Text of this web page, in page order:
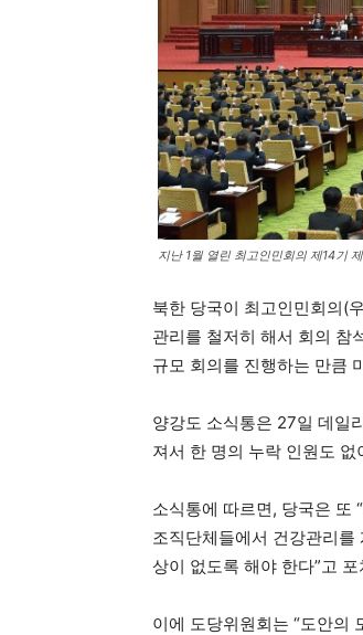
지난 1월 열린 최고인민회의 제14기
북한 당국이 최고인민회의(
관리를 철저히 해서 회의 참
규모 회의를 진행하는 만큼
양강도 소식통은 27일 데일
져서 한 명의 누락 인원도
소식통에 따르면, 당국은 또
조직단체들에서 건강관리를
상이 없도록 해야 한다”고
이에 도당위원회는 “도안의